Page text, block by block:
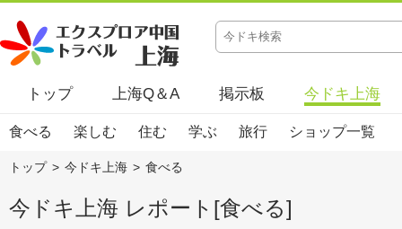
トップ 上海Q＆A 掲示板 今ドキ上海
食べる 楽しむ 住む 学ぶ 旅行 ショップ一覧
トップ > 今ドキ上海 > 食べる
今ドキ上海 レポート[食べる]